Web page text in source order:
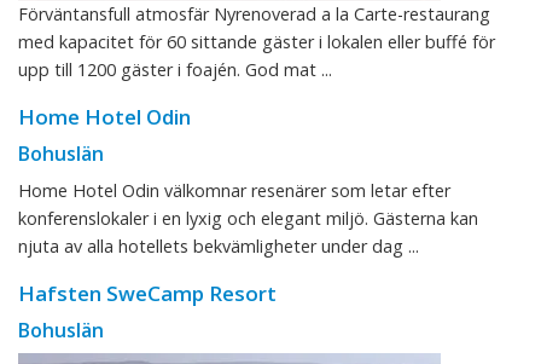
Förväntansfull atmosfär Nyrenoverad a la Carte-restaurang
med kapacitet för 60 sittande gäster i lokalen eller buffé för
upp till 1200 gäster i foajén. God mat ...
Home Hotel Odin
Bohuslän
Home Hotel Odin välkomnar resenärer som letar efter
konferenslokaler i en lyxig och elegant miljö. Gästerna kan
njuta av alla hotellets bekvämligheter under dag ...
Hafsten SweCamp Resort
Bohuslän